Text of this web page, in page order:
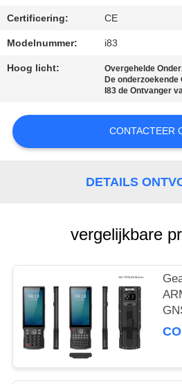
SITEMAP
POLICY
Certificering: CE
Modelnummer: i83
Hoog licht: Overgehelde
De onderzoekende
I83 de Ontvanger
CONTACTEER
DETAILS
vergelijkbare
51